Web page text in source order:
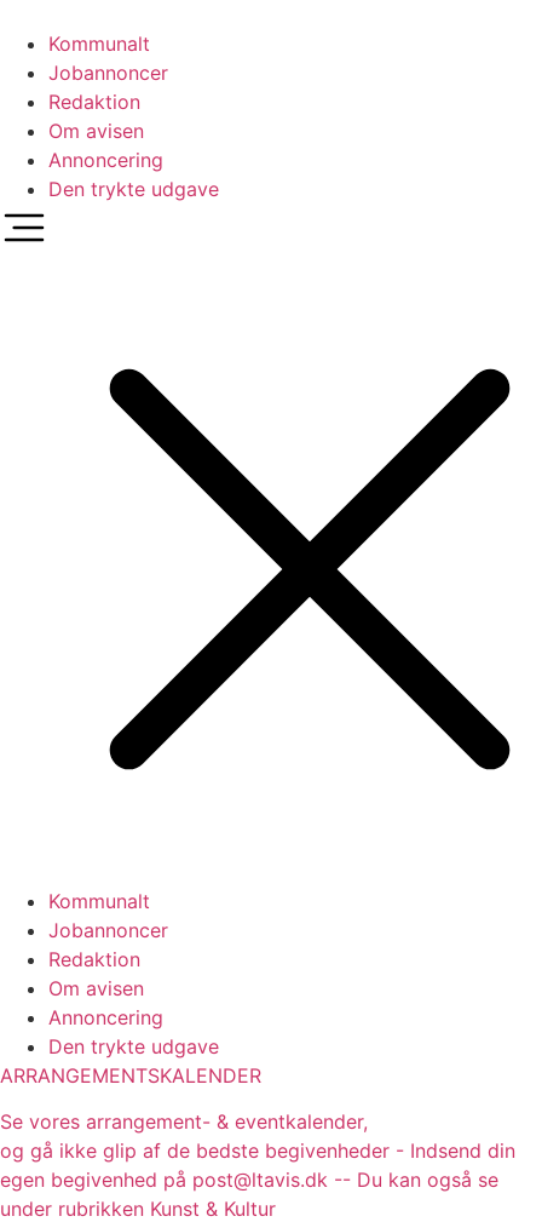
indhold
Kommunalt
Jobannoncer
Redaktion
Om avisen
Annoncering
Den trykte udgave
Kommunalt
Jobannoncer
Redaktion
Om avisen
Annoncering
Den trykte udgave
ARRANGEMENTSKALENDER
Se vores arrangement- & eventkalender,
og gå ikke glip af de bedste begivenheder - Indsend din
egen begivenhed på post@ltavis.dk -- Du kan også se
under rubrikken Kunst & Kultur